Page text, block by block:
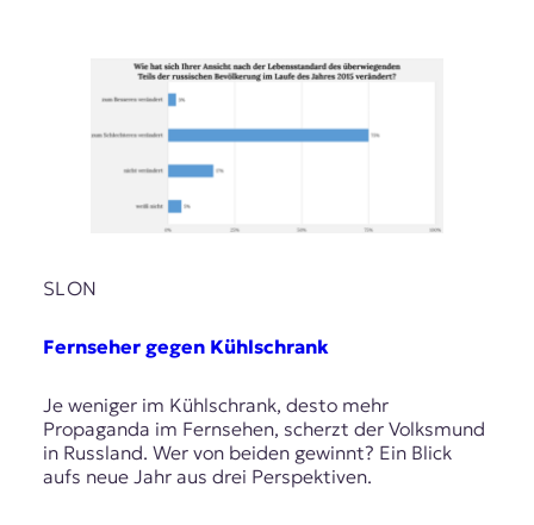
SLON
Fernseher gegen Kühlschrank
Je weniger im Kühlschrank, desto mehr
Propaganda im Fernsehen, scherzt der Volksmund
in Russland. Wer von beiden gewinnt? Ein Blick
aufs neue Jahr aus drei Perspektiven.